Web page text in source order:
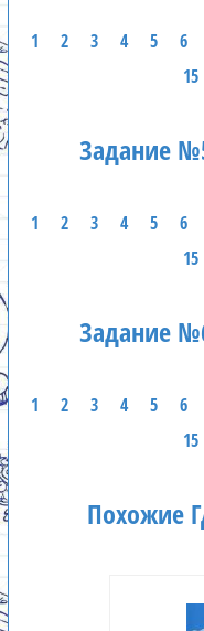
1 2 3 4 5 6
15
Задание
1 2 3 4 5 6
15
Задание
1 2 3 4 5 6
15
Похожие